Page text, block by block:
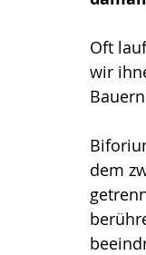
Oft
wir
dem